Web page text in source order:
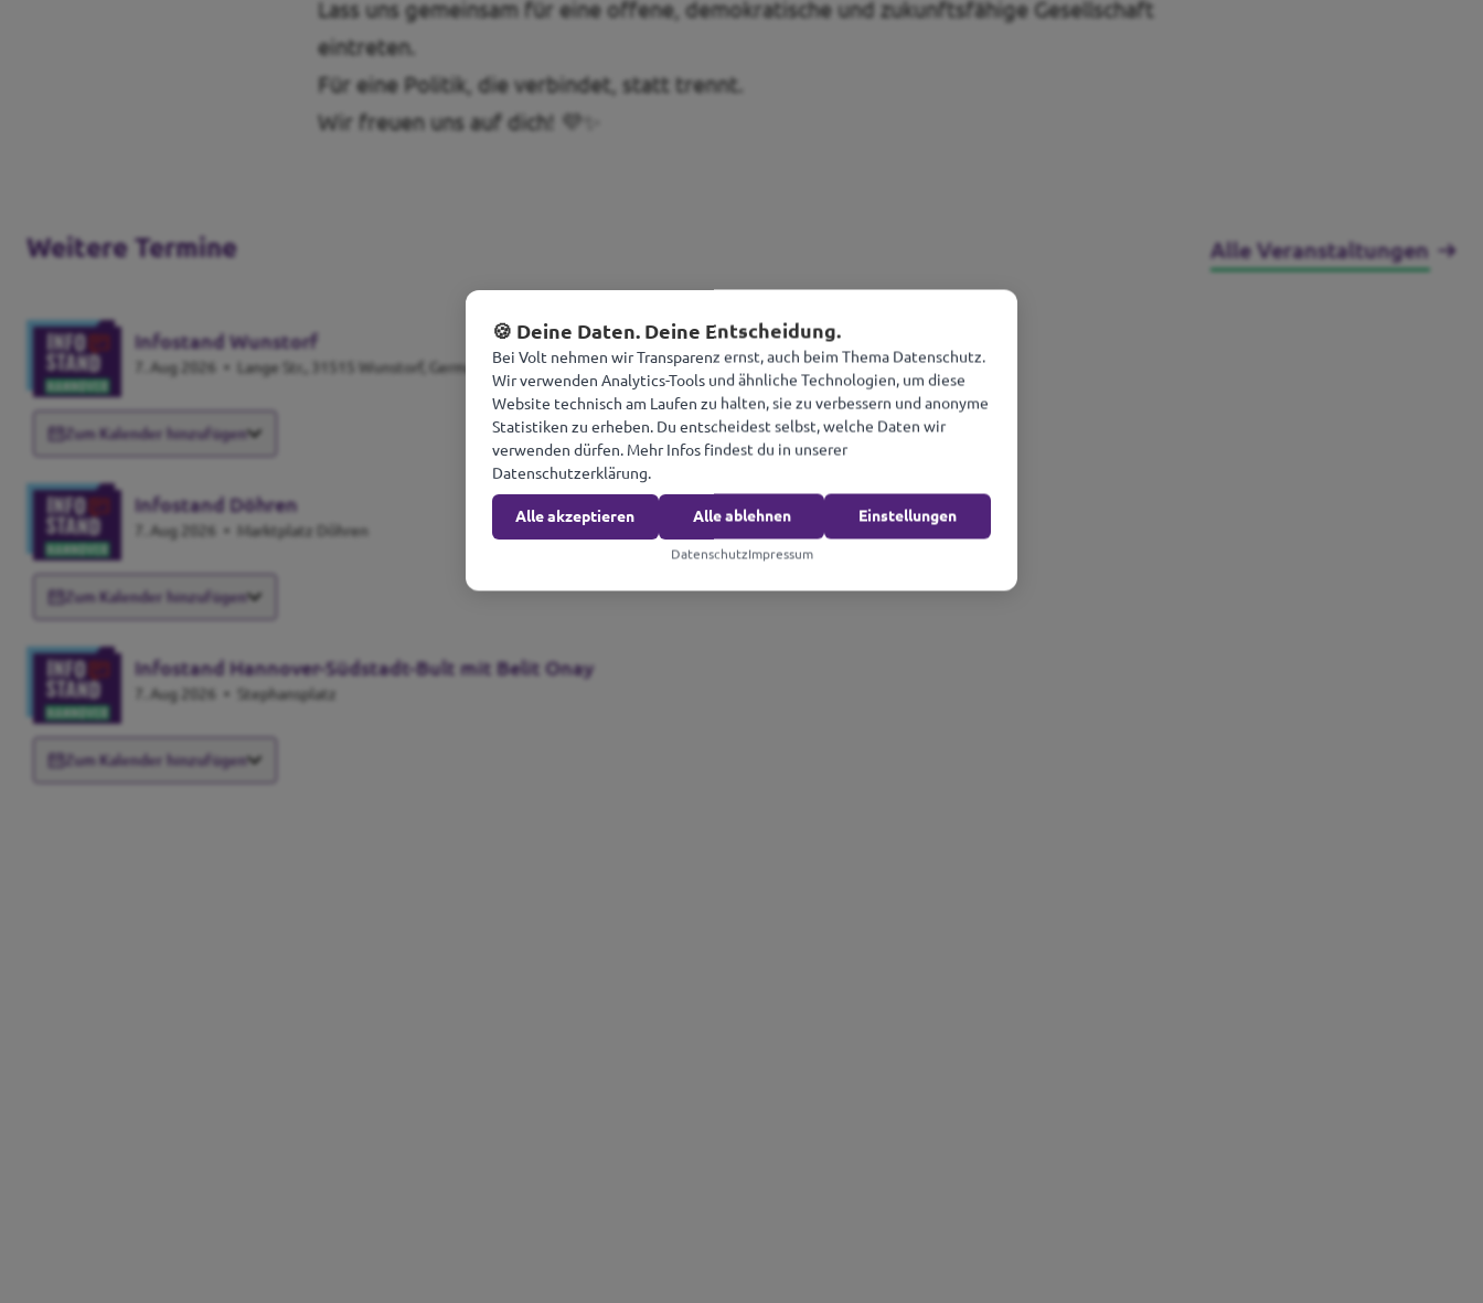
Lass uns gemeinsam für eine offene, demokratische und zukunftsfähige Gesellschaft
eintreten.
Für eine Politik, die verbindet, statt trennt.
Wir freuen uns auf dich! 💜✨
Weitere Termine Alle Veranstaltungen
Infostand Wunstorf
7. Aug 2026 • Lange Str., 31515 Wunstorf, Germany
Zum Kalender hinzufügen
Infostand Döhren
7. Aug 2026 • Marktplatz Döhren
Zum Kalender hinzufügen
Infostand Hannover-Südstadt-Bult mit Belit Onay
7. Aug 2026 • Stephansplatz
Zum Kalender hinzufügen
🍪 Deine Daten. Deine Entscheidung.
Bei Volt nehmen wir Transparenz ernst, auch beim Thema Datenschutz.
Wir verwenden Analytics-Tools und ähnliche Technologien, um diese
Website technisch am Laufen zu halten, sie zu verbessern und anonyme
Statistiken zu erheben. Du entscheidest selbst, welche Daten wir
verwenden dürfen. Mehr Infos findest du in unserer
Datenschutzerklärung.
Alle akzeptieren Alle ablehnen Einstellungen
DatenschutzImpressum